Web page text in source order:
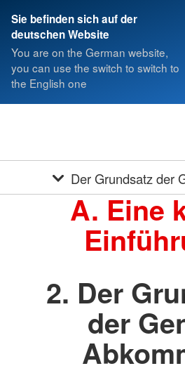
Sie befinden sich auf der
deutschen Website
You are on the German website,
you can use the switch to switch to
the English one
Der Grundsatz der
A. Eine
2. Der
der